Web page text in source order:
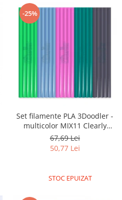
-25%
Set filamente PLA 3Doodler -
multicolor MIX11 Clearly
Springtime
67,69 Lei
50,77 Lei
STOC EPUIZAT